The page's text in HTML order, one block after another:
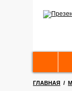
ГЛАВНАЯ /